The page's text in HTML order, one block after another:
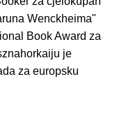
Wenckheima"
Book Award za
je
za europsku